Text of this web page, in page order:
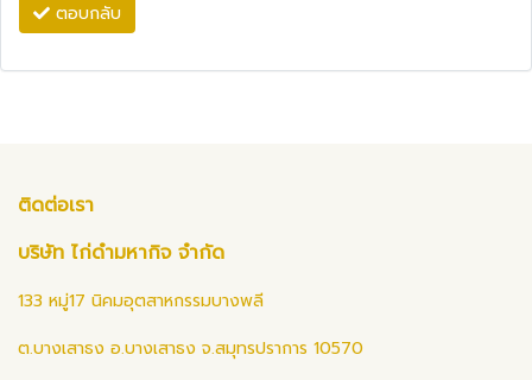
ตอบกลับ
ติดต่อเรา
บริษัท ไก่ดำมหากิจ จำกัด
133 หมู่17 นิคมอุตสาหกรรมบางพลี
ต.บางเสาธง อ.บางเสาธง จ.สมุทรปราการ 10570